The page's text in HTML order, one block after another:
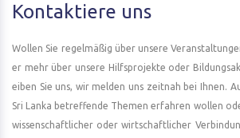
Kontaktiere uns
Wollen Sie regelmäßig über unsere
er mehr über unsere Hilfsprojekte oder
eiben Sie uns, wir melden uns zeitnah bei Ihnen.
Sri Lanka betreffende Themen erfahren wollen
wissenschaftlicher oder wirtschaftlicher